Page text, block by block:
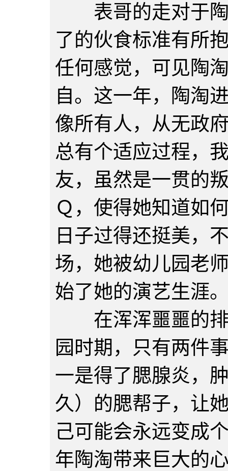
表哥的走对于陶
了的伙食标准有所
任何感觉，可见陶
自。这一年，陶淘
像所有人，从无政
总有个适应过程，
友，虽然是一贯的
Ｑ，使得她知道如
日子过得还挺美，
场，她被幼儿园老
始了她的演艺生涯
在浑浑噩噩的排
园时期，只有两件
一是得了腮腺炎，
久）的腮帮子，让
己可能会永远变成
年陶淘带来巨大的